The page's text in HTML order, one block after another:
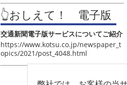
👆おしえて！ 電子版
交通新聞電子版サービスについてご紹介
https://www.kotsu.co.jp/newspaper_t
opics/2021/post_4048.html